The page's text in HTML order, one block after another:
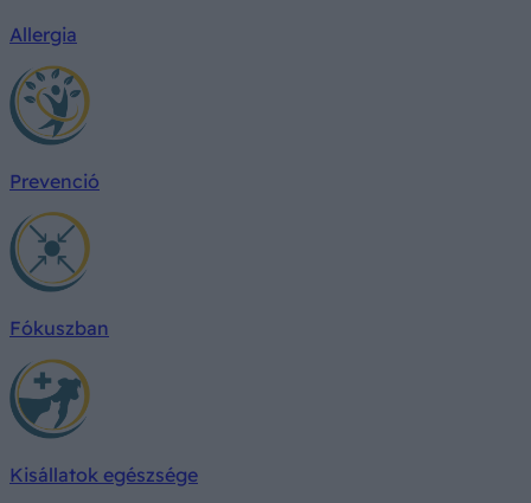
Allergia
Prevenció
Fókuszban
Kisállatok egészsége